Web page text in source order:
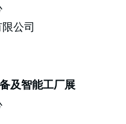
公司
及智能工厂展